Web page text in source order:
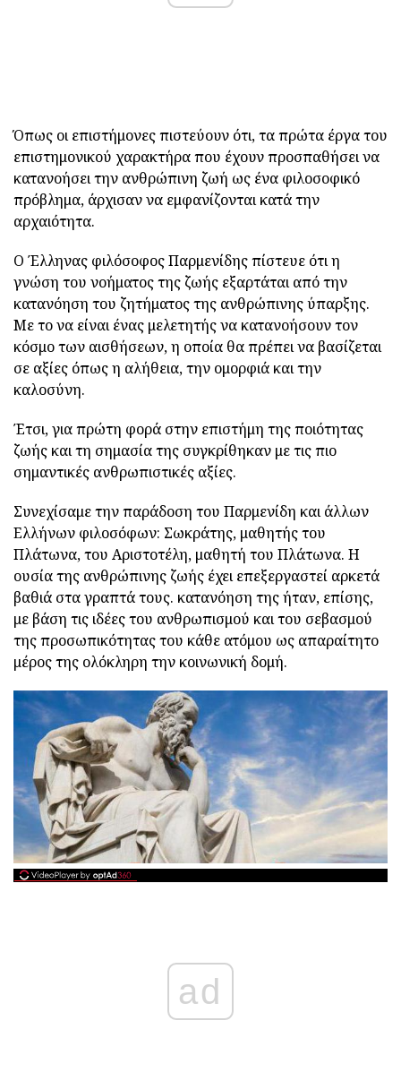
Όπως οι επιστήμονες πιστεύουν ότι, τα πρώτα έργα του
επιστημονικού χαρακτήρα που έχουν προσπαθήσει να
κατανοήσει την ανθρώπινη ζωή ως ένα φιλοσοφικό
πρόβλημα, άρχισαν να εμφανίζονται κατά την
αρχαιότητα.
Ο Έλληνας φιλόσοφος Παρμενίδης πίστευε ότι η
γνώση του νοήματος της ζωής εξαρτάται από την
κατανόηση του ζητήματος της ανθρώπινης ύπαρξης.
Με το να είναι ένας μελετητής να κατανοήσουν τον
κόσμο των αισθήσεων, η οποία θα πρέπει να βασίζεται
σε αξίες όπως η αλήθεια, την ομορφιά και την
καλοσύνη.
Έτσι, για πρώτη φορά στην επιστήμη της ποιότητας
ζωής και τη σημασία της συγκρίθηκαν με τις πιο
σημαντικές ανθρωπιστικές αξίες.
Συνεχίσαμε την παράδοση του Παρμενίδη και άλλων
Ελλήνων φιλοσόφων: Σωκράτης, μαθητής του
Πλάτωνα, του Αριστοτέλη, μαθητή του Πλάτωνα. Η
ουσία της ανθρώπινης ζωής έχει επεξεργαστεί αρκετά
βαθιά στα γραπτά τους. κατανόηση της ήταν, επίσης,
με βάση τις ιδέες του ανθρωπισμού και του σεβασμού
της προσωπικότητας του κάθε ατόμου ως απαραίτητο
μέρος της ολόκληρη την κοινωνική δομή.
ad